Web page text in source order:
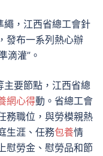
繩，江西省總工會針
發布一系列熱心辦
滴灌”。
主要節點，江西省總
網心得動。省總工會
務職位，與勞模親熱
生涯、任務包養情
慰勞金、慰勞品和節